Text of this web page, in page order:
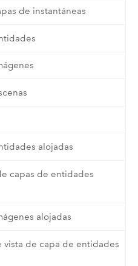
de instantáneas
alojadas
capas de entidades
alojadas
de capa de entidades